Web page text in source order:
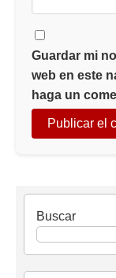
Guardar mi
web en este
haga un
Buscar